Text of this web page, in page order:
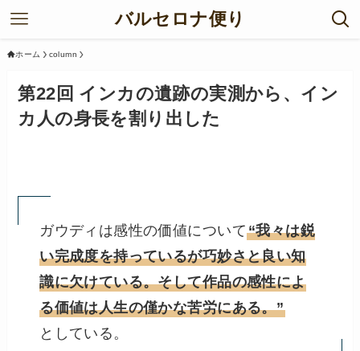
バルセロナ便り
ホーム column
第22回 インカの遺跡の実測から、イン
カ人の身長を割り出した
ガウディは感性の価値について“我々は鋭
い完成度を持っているが巧妙さと良い知
識に欠けている。そして作品の感性によ
る価値は人生の僅かな苦労にある。”
としている。